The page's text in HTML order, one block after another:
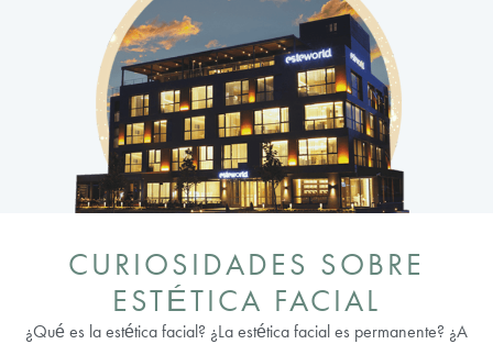
CURIOSIDADES SOBRE
ESTÉTICA FACIAL
¿Qué es la estética facial? ¿La estética facial es permanente? ¿A